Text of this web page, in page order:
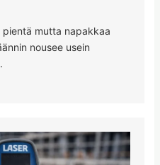
mutta napakkaa
nousee usein